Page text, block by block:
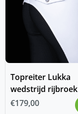
Topreiter Lukka
wedstrijd rijbroek
€179,00